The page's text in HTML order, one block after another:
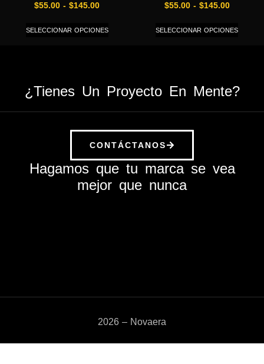
$55.00 - $145.00
SELECCIONAR OPCIONES
$55.00 - $145.00
SELECCIONAR OPCIONES
¿Tienes Un Proyecto En Mente?
CONTÁCTANOS
Hagamos que tu marca se vea
mejor que nunca
2026 – Novaera